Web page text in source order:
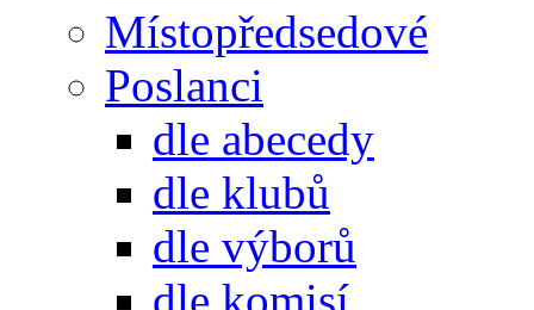
Místopředsedové
Poslanci
dle abecedy
dle klubů
dle výborů